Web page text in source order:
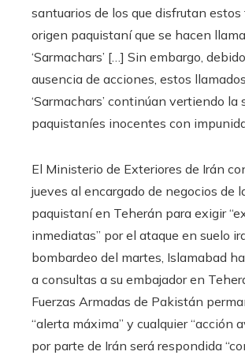
santuarios de los que disfrutan estos
origen paquistaní que se hacen
‘Sarmachars’ […] Sin embargo,
ausencia de acciones, estos llamados
‘Sarmachars’ continúan vertiendo la
paquistaníes inocentes con
El Ministerio de Exteriores de Irán
jueves al encargado de negocios de
paquistaní en Teherán para exigir
inmediatas” por el ataque en suelo
bombardeo del martes, Islamabad
a consultas a su embajador en
Fuerzas Armadas de Pakistán
“alerta máxima” y cualquier “acción
por parte de Irán será respondida